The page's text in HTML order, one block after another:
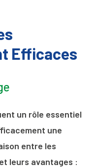
Efficaces
un rôle essentiel
une
entre les
leurs avantages :